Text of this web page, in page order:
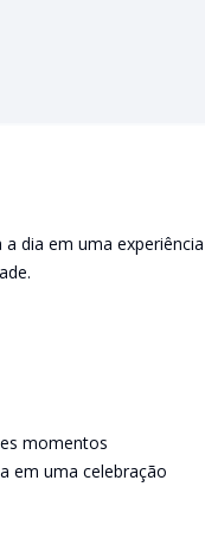
dia em uma
momentos
em uma celebração